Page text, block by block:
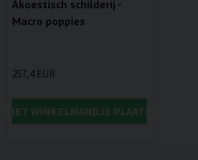
Akoestisch schilderij -
Macro poppies
257,4 EUR
HET WINKELMANDJE PLAATSEN